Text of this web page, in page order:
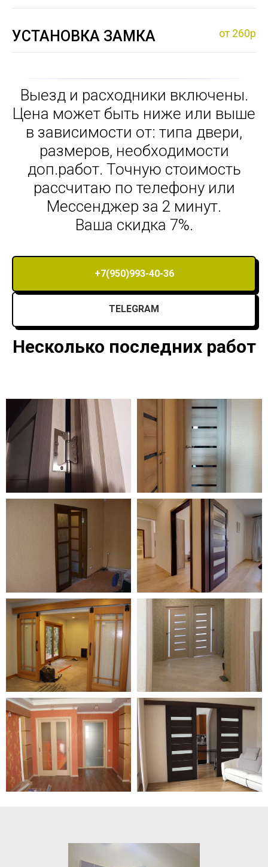
УСТАНОВКА ЗАМКА от 260р
Выезд и расходники включены.
Цена может быть ниже или выше
в зависимости от: типа двери,
размеров, необходимости
доп.работ. Точную стоимость
рассчитаю по телефону или
Мессенджер за 2 минут.
Ваша скидка 7%.
+7(950)993-40-36
TELEGRAM
Несколько последних работ